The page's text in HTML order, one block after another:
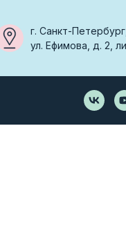
г. Санкт-Петербург,
ул. Ефимова, д. 2,